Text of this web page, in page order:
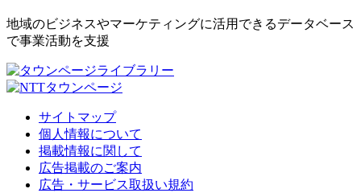
地域のビジネスやマーケティングに活用できるデータベース
で事業活動を支援
サイトマップ
個人情報について
掲載情報に関して
広告掲載のご案内
広告・サービス取扱い規約